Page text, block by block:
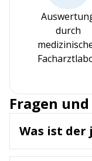
durch
Fragen
Was ist
Ferritin ist ein